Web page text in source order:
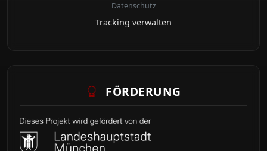
Datenschutz
Tracking verwalten
FÖRDERUNG